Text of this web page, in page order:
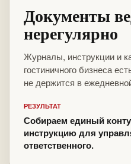
Документы
нерегулярно
Журналы, инструкции и
гостиничного бизнеса
не держится в
РЕЗУЛЬТАТ
Собираем единый
инструкцию для
ответственного.